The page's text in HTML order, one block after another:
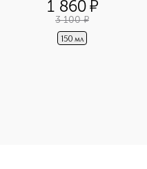
1 860¤
3 100 ¤
150 мл